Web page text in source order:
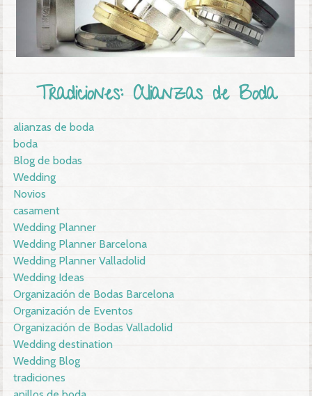
Tradiciones: Alianzas de Boda
alianzas de boda
boda
Blog de bodas
Wedding
Novios
casament
Wedding Planner
Wedding Planner Barcelona
Wedding Planner Valladolid
Wedding Ideas
Organización de Bodas Barcelona
Organización de Eventos
Organización de Bodas Valladolid
Wedding destination
Wedding Blog
tradiciones